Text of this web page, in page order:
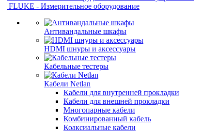
FLUKE - Измерительное оборудование
Антивандальные шкафы
HDMI шнуры и аксессуары
Кабельные тестеры
Кабели Netlan
Кабели для внутренней прокладки
Кабели для внешней прокладки
Многопарные кабели
Комбинированный кабель
Коаксиальные кабели